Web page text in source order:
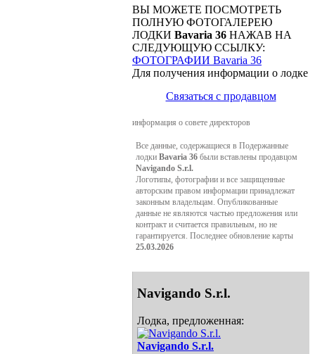
ВЫ МОЖЕТЕ ПОСМОТРЕТЬ
ПОЛНУЮ ФОТОГАЛЕРЕЮ
ЛОДКИ Bavaria 36 НАЖАВ НА
СЛЕДУЮЩУЮ ССЫЛКУ:
ФОТОГРАФИИ Bavaria 36
Для получения информации о лодке
Связаться с продавцом
информация о совете директоров
Все данные, содержащиеся в Подержанные
лодки Bavaria 36 были вставлены продавцом
Navigando S.r.l.
Логотипы, фотографии и все защищенные
авторским правом информации принадлежат
законным владельцам. Опубликованные
данные не являются частью предложения или
контракт и считается правильным, но не
гарантируется. Последнее обновление карты
25.03.2026
Navigando S.r.l.
Лодка, предложенная:
Navigando S.r.l.